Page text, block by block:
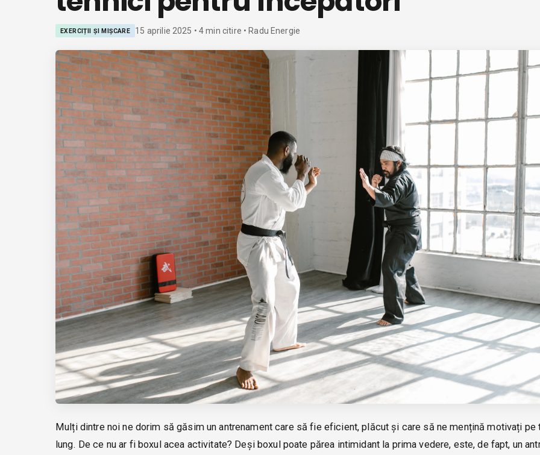
EXERCIȚII ȘI MIȘCARE 15 aprilie 2025 •4min citire • Radu Energie
Mulți dintre noi ne dorim să găsim un antrenament care să fie eficient, plăcut și care să ne mențină motivați pe
lung. De ce nu ar fi boxul acea activitate? Deși boxul poate părea intimidant la prima vedere, este, de fapt, un